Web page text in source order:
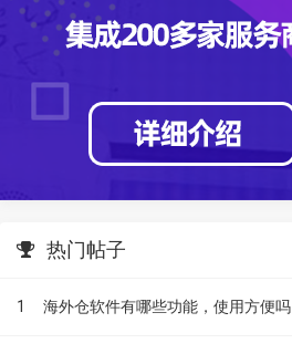
热门帖子
1 海外仓软件有哪些功能，使用方便吗